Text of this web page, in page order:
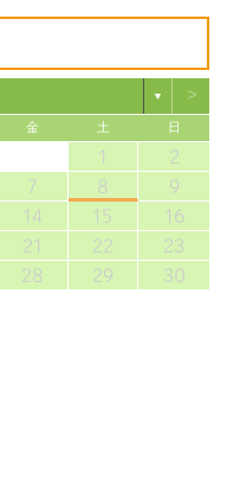
▼ >
金 土 日
1
2
7 8
9
14 15
16
21 22
23
28 29
30